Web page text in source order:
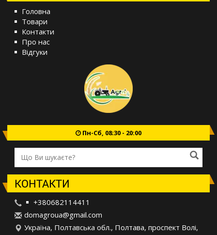
Головна
Товари
Контакти
Про нас
Відгуки
Пн-Сб, 08:30 - 20:00
КОНТАКТИ
+380682114411
domagroua@gmail.com
Україна, Полтавська обл., Полтава, проспект Волі,